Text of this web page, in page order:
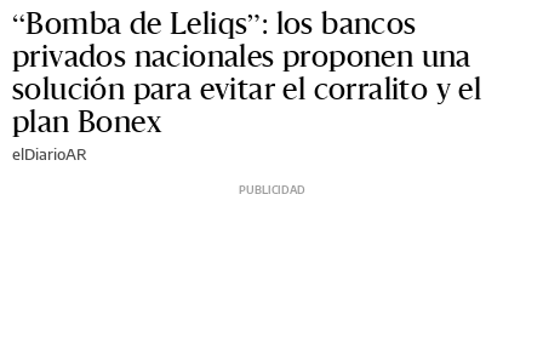
“Bomba de Leliqs”: los bancos
privados nacionales proponen una
solución para evitar el corralito y el
plan Bonex
elDiarioAR